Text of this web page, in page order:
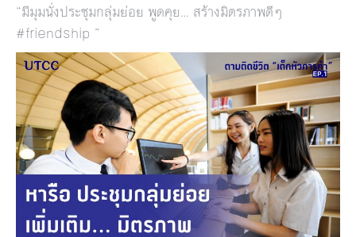
“มีมุมนั่งประชุมกลุ่มย่อย พูดคุย… สร้างมิตรภาพดีๆ
#friendship ”